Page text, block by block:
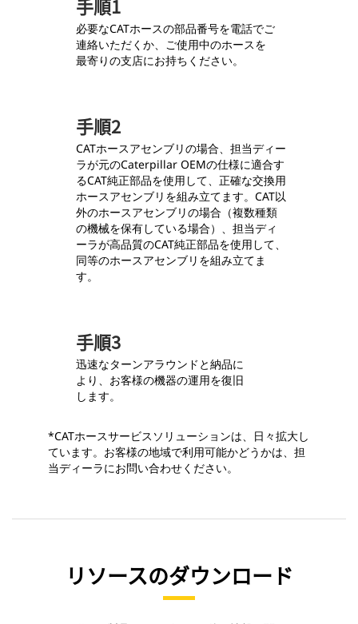
手順1
必要なCATホースの部品番号を電話でご
連絡いただくか、ご使用中のホースを
最寄りの支店にお持ちください。
手順2
CATホースアセンブリの場合、担当ディー
ラが元のCaterpillar OEMの仕様に適合す
るCAT純正部品を使用して、正確な交換用
ホースアセンブリを組み立てます。CAT以
外のホースアセンブリの場合（複数種類
の機械を保有している場合）、担当ディ
ーラが高品質のCAT純正部品を使用して、
同等のホースアセンブリを組み立てま
す。
手順3
迅速なターンアラウンドと納品に
より、お客様の機器の運用を復旧
します。
*CATホースサービスソリューションは、日々拡大し
ています。お客様の地域で利用可能かどうかは、担
当ディーラにお問い合わせください。
リソースのダウンロード